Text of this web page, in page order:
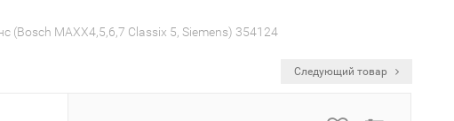
MAXX4,5,6,7 Classix 5, Siemens) 354124
Следующий товар